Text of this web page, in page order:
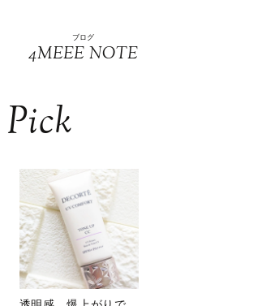
ブログ
4MEEE NOTE